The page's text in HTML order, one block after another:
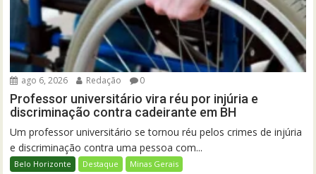
ago 6, 2026 Redação 0
Professor universitário vira réu por injúria e
discriminação contra cadeirante em BH
Um professor universitário se tornou réu pelos crimes de injúria
e discriminação contra uma pessoa com...
Belo Horizonte Destaque Minas Gerais